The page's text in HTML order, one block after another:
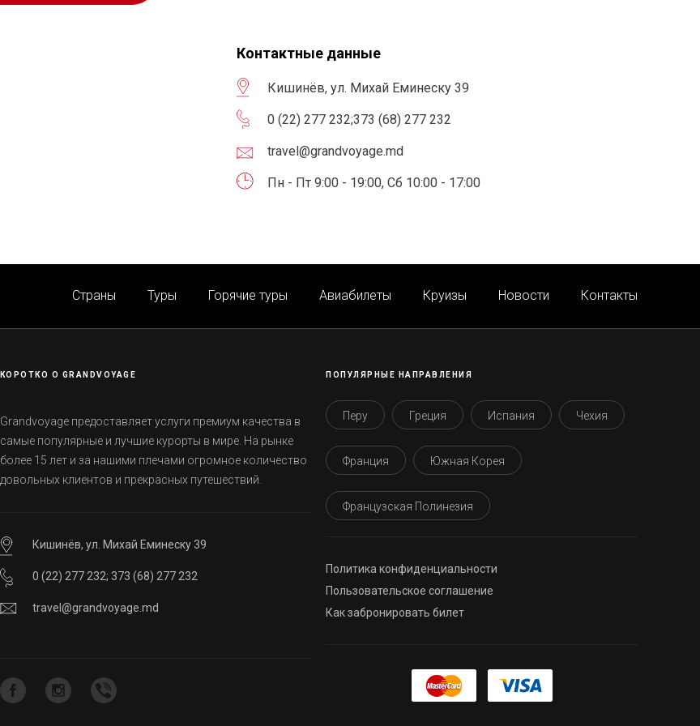
Контактные данные
Кишинёв, ул. Михай Еминеску 39
0 (22) 277 232;373 (68) 277 232
travel@grandvoyage.md
Пн - Пт 9:00 - 19:00, Сб 10:00 - 17:00
Страны Туры Горячие туры Авиабилеты Круизы Новости Контакты
КОРОТКО О GRANDVOYAGE
Grandvoyage предоставляет услуги премиум качества в
самые популярные и лучшие курорты в мире. На рынке
более 15 лет и за нашими плечами огромное количество
довольных клиентов и прекрасных путешествий.
Кишинёв, ул. Михай Еминеску 39
0 (22) 277 232; 373 (68) 277 232
travel@grandvoyage.md
ПОПУЛЯРНЫЕ НАПРАВЛЕНИЯ
Перу Греция Испания Чехия
Франция Южная Корея
Французская Полинезия
Политика конфиденциальности
Пользовательское соглашение
Как забронировать билет